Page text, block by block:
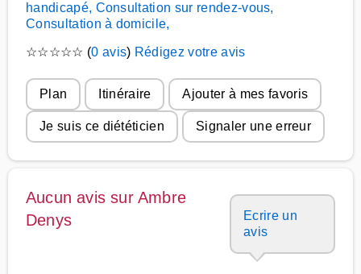
handicapé, Consultation sur rendez-vous,
Consultation à domicile,
☆☆☆☆☆ (0 avis) Rédigez votre avis
Plan Itinéraire Ajouter à mes favoris
Je suis ce diététicien Signaler une erreur
Aucun avis sur Ambre
Denys
Ecrire un
avis